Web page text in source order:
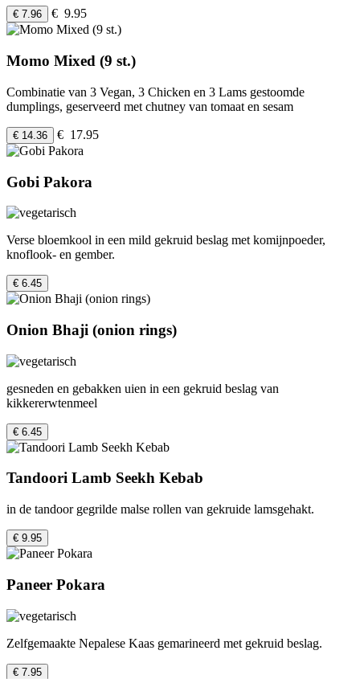
€ 7.96 € 9.95
Momo Mixed (9 st.)
Combinatie van 3 Vegan, 3 Chicken en 3 Lams gestoomde
dumplings, geserveerd met chutney van tomaat en sesam
€ 14.36 € 17.95
Gobi Pakora
Verse bloemkool in een mild gekruid beslag met komijnpoeder,
knoflook- en gember.
€ 6.45
Onion Bhaji (onion rings)
gesneden en gebakken uien in een gekruid beslag van
kikkererwtenmeel
€ 6.45
Tandoori Lamb Seekh Kebab
in de tandoor gegrilde malse rollen van gekruide lamsgehakt.
€ 9.95
Paneer Pokara
Zelfgemaakte Nepalese Kaas gemarineerd met gekruid beslag.
€ 7.95